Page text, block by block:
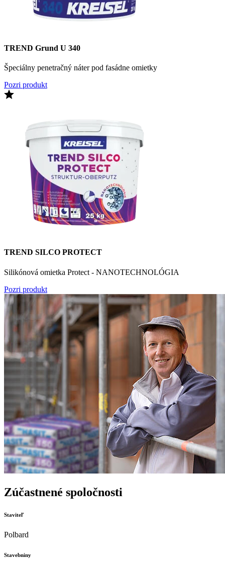
TREND Grund U 340
Špeciálny penetračný náter pod fasádne omietky
Pozri produkt
TREND SILCO PROTECT
Silikónová omietka Protect - NANOTECHNOLÓGIA
Pozri produkt
Zúčastnené spoločnosti
Staviteľ
Polbard
Stavebniny